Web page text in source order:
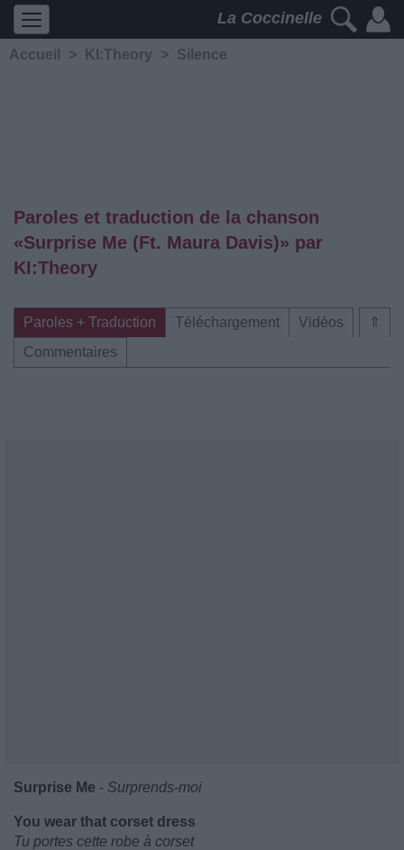
La Coccinelle
Accueil > KI:Theory > Silence
Paroles et traduction de la chanson
«Surprise Me (Ft. Maura Davis)» par
KI:Theory
⇑
Paroles + Traduction Téléchargement
Vidéos
Commentaires
Surprise Me - Surprends-moi
You wear that corset dress
Tu portes cette robe à corset